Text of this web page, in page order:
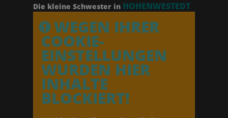
Die kleine Schwester in HOHENWESTEDT
WEGEN IHRER
COOKIE-
EINSTELLUNGEN
WURDEN HIER
INHALTE
BLOCKIERT!